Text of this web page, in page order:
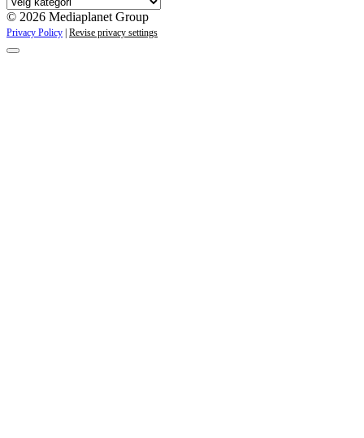
kampanjer
© 2026 Mediaplanet Group
Privacy Policy | Revise privacy settings